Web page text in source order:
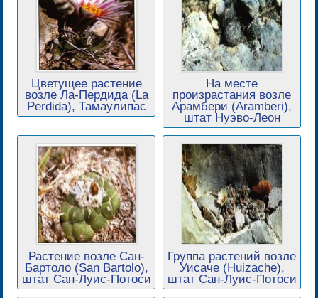
Цветущее растение
возле Ла-Пердида (La
Perdida), Тамаулипас
На месте
произрастания возле
Арамбери (Aramberi),
штат Нуэво-Леон
Растение возле Сан-
Бартоло (San Bartolo),
штат Сан-Луис-Потоси
Группа растений возле
Уисаче (Huizache),
штат Сан-Луис-Потоси